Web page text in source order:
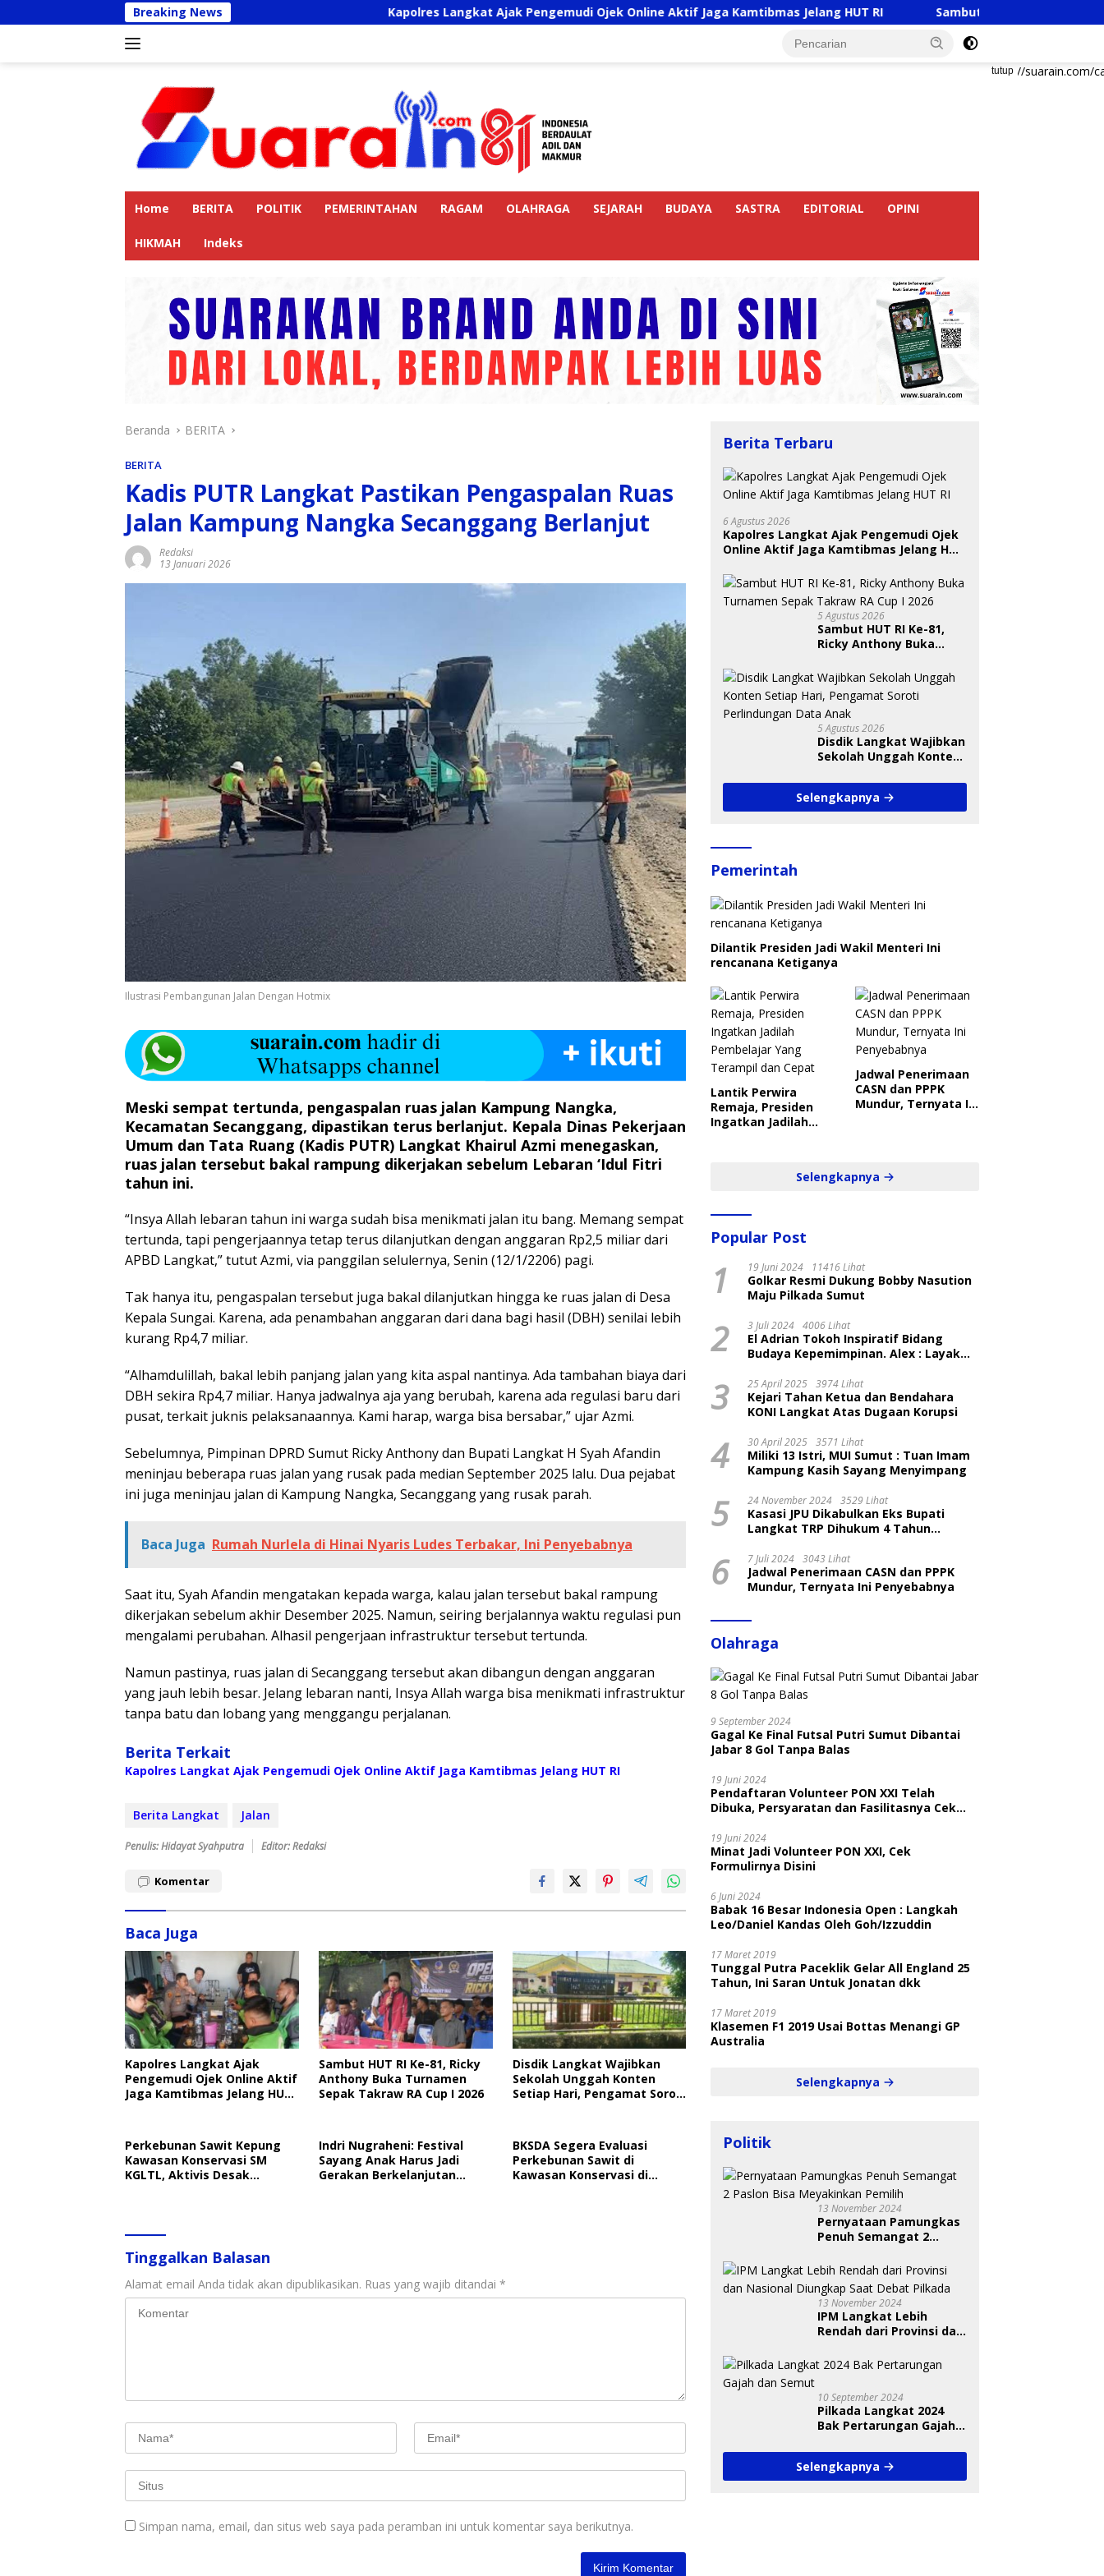
ke
Breaking News Kapolres Langkat Ajak Pengemudi Ojek Online Aktif Jaga Kamtibmas Jelang HUT RI Sambut HUT RI Ke-81, Ricky Anthony Buka
tutup
https://suarain.com/
Home BERITA POLITIK PEMERINTAHAN RAGAM OLAHRAGA SEJARAH BUDAYA SASTRA EDITORIAL OPINI
HIKMAH Indeks
Beranda BERITA
BERITA
Kadis PUTR Langkat Pastikan Pengaspalan Ruas
Jalan Kampung Nangka Secanggang Berlanjut
Redaksi
13 Januari 2026
Ilustrasi Pembangunan Jalan Dengan Hotmix
Meski sempat tertunda, pengaspalan ruas jalan Kampung Nangka,
Kecamatan Secanggang, dipastikan terus berlanjut. Kepala Dinas Pekerjaan
Umum dan Tata Ruang (Kadis PUTR) Langkat Khairul Azmi menegaskan,
ruas jalan tersebut bakal rampung dikerjakan sebelum Lebaran ‘Idul Fitri
tahun ini.
“Insya Allah lebaran tahun ini warga sudah bisa menikmati jalan itu bang. Memang sempat
tertunda, tapi pengerjaannya tetap terus dilanjutkan dengan anggaran Rp2,5 miliar dari
APBD Langkat,” tutut Azmi, via panggilan selulernya, Senin (12/1/2206) pagi.
Tak hanya itu, pengaspalan tersebut juga bakal dilanjutkan hingga ke ruas jalan di Desa
Kepala Sungai. Karena, ada penambahan anggaran dari dana bagi hasil (DBH) senilai lebih
kurang Rp4,7 miliar.
“Alhamdulillah, bakal lebih panjang jalan yang kita aspal nantinya. Ada tambahan biaya dari
DBH sekira Rp4,7 miliar. Hanya jadwalnya aja yang berubah, karena ada regulasi baru dari
pusat, terkait juknis pelaksanaannya. Kami harap, warga bisa bersabar,” ujar Azmi.
Sebelumnya, Pimpinan DPRD Sumut Ricky Anthony dan Bupati Langkat H Syah Afandin
meninjau beberapa ruas jalan yang rusak pada median September 2025 lalu. Dua pejabat
ini juga meninjau jalan di Kampung Nangka, Secanggang yang rusak parah.
Baca Juga Rumah Nurlela di Hinai Nyaris Ludes Terbakar, Ini Penyebabnya
Saat itu, Syah Afandin mengatakan kepada warga, kalau jalan tersebut bakal rampung
dikerjakan sebelum akhir Desember 2025. Namun, seiring berjalannya waktu regulasi pun
mengalami perubahan. Alhasil pengerjaan infrastruktur tersebut tertunda.
Namun pastinya, ruas jalan di Secanggang tersebut akan dibangun dengan anggaran
yang jauh lebih besar. Jelang lebaran nanti, Insya Allah warga bisa menikmati infrastruktur
tanpa batu dan lobang yang menggangu perjalanan.
Berita Terkait
Kapolres Langkat Ajak Pengemudi Ojek Online Aktif Jaga Kamtibmas Jelang HUT RI
Berita Langkat Jalan
Penulis: Hidayat Syahputra Editor: Redaksi
Komentar
Baca Juga
Kapolres Langkat Ajak
Pengemudi Ojek Online Aktif
Jaga Kamtibmas Jelang HUT
Sambut HUT RI Ke-81, Ricky
Anthony Buka Turnamen
Sepak Takraw RA Cup I 2026
Disdik Langkat Wajibkan
Sekolah Unggah Konten
Setiap Hari, Pengamat Soroti
Perkebunan Sawit Kepung
Kawasan Konservasi SM
KGLTL, Aktivis Desak
Indri Nugraheni: Festival
Sayang Anak Harus Jadi
Gerakan Berkelanjutan
BKSDA Segera Evaluasi
Perkebunan Sawit di
Kawasan Konservasi di
Tinggalkan Balasan
Alamat email Anda tidak akan dipublikasikan. Ruas yang wajib ditandai *
Simpan nama, email, dan situs web saya pada peramban ini untuk komentar saya berikutnya.
Berita Terbaru
6 Agustus 2026
Kapolres Langkat Ajak Pengemudi Ojek
Online Aktif Jaga Kamtibmas Jelang HUT
5 Agustus 2026
Sambut HUT RI Ke-81,
Ricky Anthony Buka
Takraw RA Cup I 2026
5 Agustus 2026
Disdik Langkat Wajibkan
Sekolah Unggah Konten
Soroti Perlindungan
Data Anak
Selengkapnya
Pemerintah
Dilantik Presiden Jadi Wakil Menteri Ini
rencanana Ketiganya
Lantik Perwira
Remaja, Presiden
Ingatkan Jadilah
Jadwal Penerimaan
CASN dan PPPK
Mundur, Ternyata Ini
Selengkapnya
Popular Post
1 19 Juni 2024 11416 Lihat
Golkar Resmi Dukung Bobby Nasution
Maju Pilkada Sumut
2 3 Juli 2024 4006 Lihat
El Adrian Tokoh Inspiratif Bidang
Budaya Kepemimpinan. Alex : Layak
3 25 April 2025 3974 Lihat
Kejari Tahan Ketua dan Bendahara
KONI Langkat Atas Dugaan Korupsi
4 30 April 2025 3571 Lihat
Miliki 13 Istri, MUI Sumut : Tuan Imam
Kampung Kasih Sayang Menyimpang
5 24 November 2024 3529 Lihat
Kasasi JPU Dikabulkan Eks Bupati
Langkat TRP Dihukum 4 Tahun
6 7 Juli 2024 3043 Lihat
Jadwal Penerimaan CASN dan PPPK
Mundur, Ternyata Ini Penyebabnya
Olahraga
9 September 2024
Gagal Ke Final Futsal Putri Sumut Dibantai
Jabar 8 Gol Tanpa Balas
19 Juni 2024
Pendaftaran Volunteer PON XXI Telah
Dibuka, Persyaratan dan Fasilitasnya Cek
19 Juni 2024
Minat Jadi Volunteer PON XXI, Cek
Formulirnya Disini
6 Juni 2024
Babak 16 Besar Indonesia Open : Langkah
Leo/Daniel Kandas Oleh Goh/Izzuddin
17 Maret 2019
Tunggal Putra Paceklik Gelar All England 25
Tahun, Ini Saran Untuk Jonatan dkk
17 Maret 2019
Klasemen F1 2019 Usai Bottas Menangi GP
Australia
Selengkapnya
Politik
13 November 2024
Pernyataan Pamungkas
Penuh Semangat 2
Pemilih
13 November 2024
IPM Langkat Lebih
Rendah dari Provinsi dan
Debat Pilkada
10 September 2024
Pilkada Langkat 2024
Bak Pertarungan Gajah
Selengkapnya